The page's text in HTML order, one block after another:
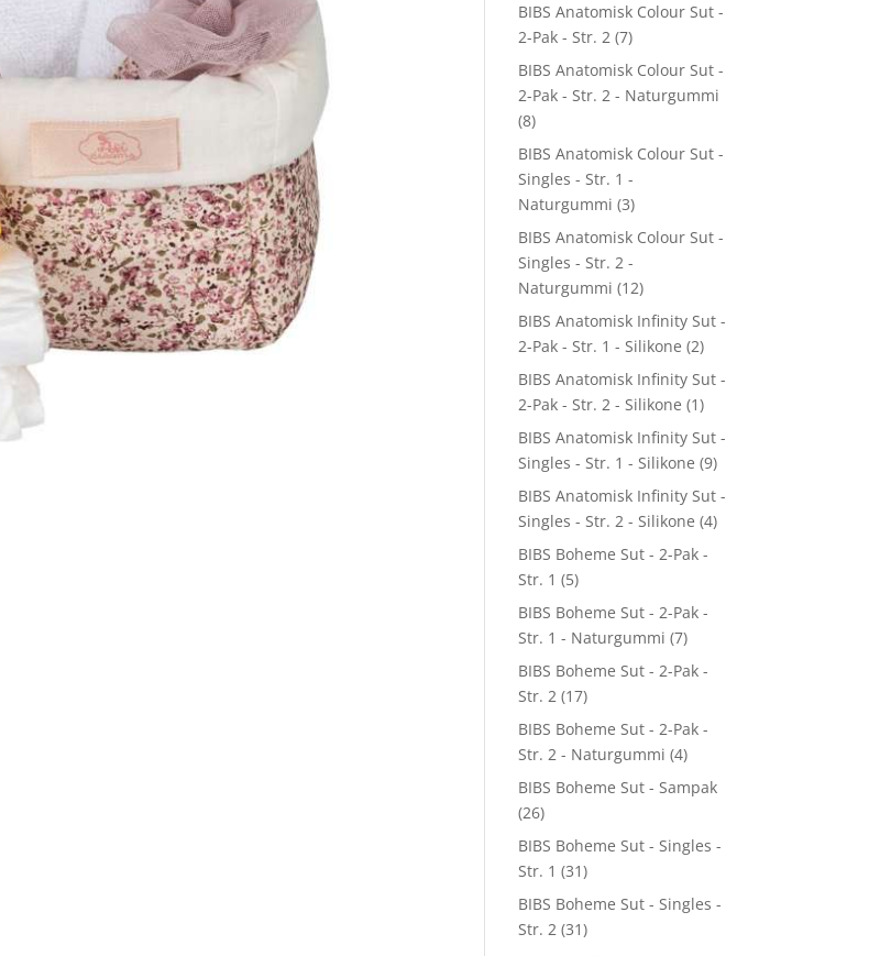
BIBS Anatomisk Colour Sut -
2-Pak - Str. 2 (7)
BIBS Anatomisk Colour Sut -
2-Pak - Str. 2 - Naturgummi
(8)
BIBS Anatomisk Colour Sut -
Singles - Str. 1 -
Naturgummi (3)
BIBS Anatomisk Colour Sut -
Singles - Str. 2 -
Naturgummi (12)
BIBS Anatomisk Infinity Sut -
2-Pak - Str. 1 - Silikone (2)
BIBS Anatomisk Infinity Sut -
2-Pak - Str. 2 - Silikone (1)
BIBS Anatomisk Infinity Sut -
Singles - Str. 1 - Silikone (9)
BIBS Anatomisk Infinity Sut -
Singles - Str. 2 - Silikone (4)
BIBS Boheme Sut - 2-Pak -
Str. 1 (5)
BIBS Boheme Sut - 2-Pak -
Str. 1 - Naturgummi (7)
BIBS Boheme Sut - 2-Pak -
Str. 2 (17)
BIBS Boheme Sut - 2-Pak -
Str. 2 - Naturgummi (4)
BIBS Boheme Sut - Sampak
(26)
BIBS Boheme Sut - Singles -
Str. 1 (31)
BIBS Boheme Sut - Singles -
Str. 2 (31)